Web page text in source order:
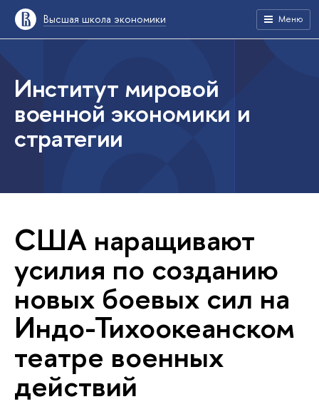
Высшая школа экономики Меню
Институт мировой
военной экономики и
стратегии
США наращивают
усилия по созданию
новых боевых сил на
Индо-Тихоокеанском
театре военных
действий